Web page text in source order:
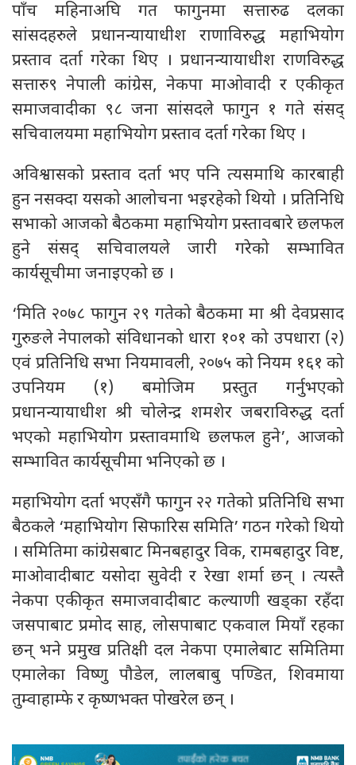
पाँच महिनाअघि गत फागुनमा सत्तारुढ दलका
सांसदहरुले प्रधानन्यायाधीश राणाविरुद्ध महाभियोग
प्रस्ताव दर्ता गरेका थिए । प्रधानन्यायाधीश राणविरुद्ध
सत्तारु९ नेपाली कांग्रेस, नेकपा माओवादी र एकीकृत
समाजवादीका ९८ जना सांसदले फागुन १ गते संसद्
सचिवालयमा महाभियोग प्रस्ताव दर्ता गरेका थिए ।
अविश्वासको प्रस्ताव दर्ता भए पनि त्यसमाथि कारबाही
हुन नसक्दा यसको आलोचना भइरहेको थियो । प्रतिनिधि
सभाको आजको बैठकमा महाभियोग प्रस्तावबारे छलफल
हुने संसद् सचिवालयले जारी गरेको सम्भावित
कार्यसूचीमा जनाइएको छ ।
‘मिति २०७८ फागुन २९ गतेको बैठकमा मा श्री देवप्रसाद
गुरुङले नेपालको संविधानको धारा १०१ को उपधारा (२)
एवं प्रतिनिधि सभा नियमावली, २०७५ को नियम १६१ को
उपनियम (१) बमोजिम प्रस्तुत गर्नुभएको
प्रधानन्यायाधीश श्री चोलेन्द्र शमशेर जबराविरुद्ध दर्ता
भएको महाभियोग प्रस्तावमाथि छलफल हुने’, आजको
सम्भावित कार्यसूचीमा भनिएको छ ।
महाभियोग दर्ता भएसँगै फागुन २२ गतेको प्रतिनिधि सभा
बैठकले ‘महाभियोग सिफारिस समिति’ गठन गरेको थियो
। समितिमा कांग्रेसबाट मिनबहादुर विक, रामबहादुर विष्ट,
माओवादीबाट यसोदा सुवेदी र रेखा शर्मा छन् । त्यस्तै
नेकपा एकीकृत समाजवादीबाट कल्याणी खड्का रहँदा
जसपाबाट प्रमोद साह, लोसपाबाट एकवाल मियाँ रहका
छन् भने प्रमुख प्रतिक्षी दल नेकपा एमालेबाट समितिमा
एमालेका विष्णु पौडेल, लालबाबु पण्डित, शिवमाया
तुम्वाहाम्फे र कृष्णभक्त पोखरेल छन् ।